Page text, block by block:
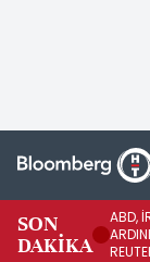
SON
DAKİKA
ABD,